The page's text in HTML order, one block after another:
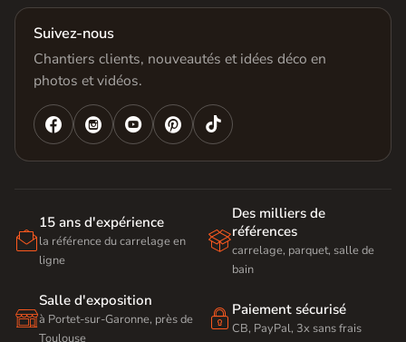
Suivez-nous
Chantiers clients, nouveautés et idées déco en
photos et vidéos.
   

15 ans d'expérience
la référence du carrelage en
ligne

Des milliers de
références
carrelage, parquet, salle de
bain

Salle d'exposition
à Portet-sur-Garonne, près de
Toulouse
 Paiement sécurisé
CB, PayPal, 3x sans frais